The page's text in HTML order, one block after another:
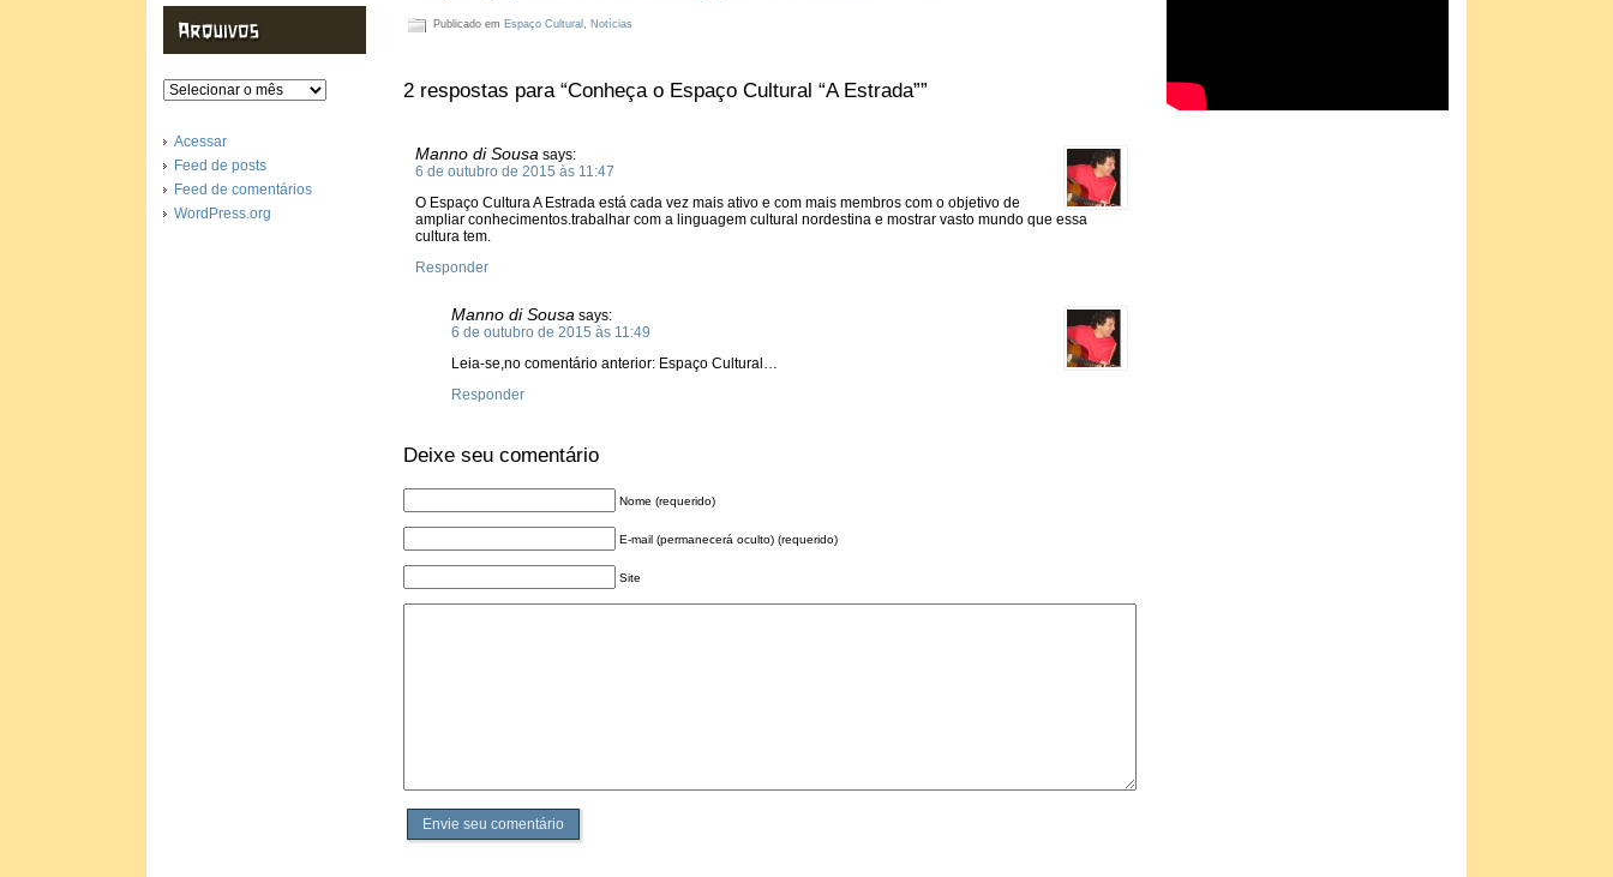
Arquivos
Acessar
Feed de posts
Feed de comentários
WordPress.org
Publicado em Espaço Cultural , Notícias
2 respostas para “Conheça o Espaço Cultural “A Estrada””
Manno di Sousa says:
6 de outubro de 2015 às 11:47
O Espaço Cultura A Estrada está cada vez mais ativo e com mais membros com o objetivo de
ampliar conhecimentos.trabalhar com a linguagem cultural nordestina e mostrar vasto mundo que essa
cultura tem.
Responder
Manno di Sousa says:
6 de outubro de 2015 às 11:49
Leia-se,no comentário anterior: Espaço Cultural…
Responder
Deixe seu comentário
Nome (requerido)
E-mail (permanecerá oculto) (requerido)
Site
Envie seu comentário